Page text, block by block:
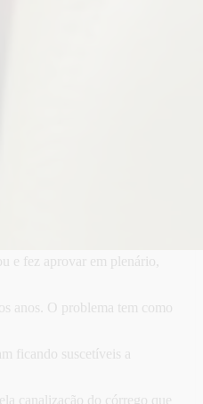
e fez aprovar em plenário,
anos. O problema tem como
ficando suscetíveis a
canalização do córrego que